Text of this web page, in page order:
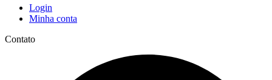
Login
Minha conta
Contato